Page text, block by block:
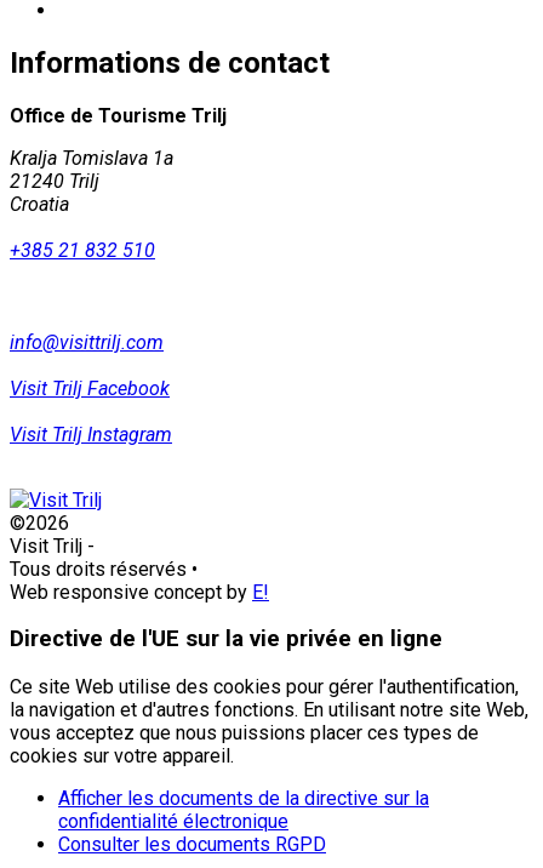
Informations de contact
Office de Tourisme Trilj
Kralja Tomislava 1a
21240 Trilj
Croatia
+385 21 832 510
info@visittrilj.com
Visit Trilj Facebook
Visit Trilj Instagram
©2026
Visit Trilj -
Tous droits réservés •
Web responsive concept by E!
Directive de l'UE sur la vie privée en ligne
Ce site Web utilise des cookies pour gérer l'authentification,
la navigation et d'autres fonctions. En utilisant notre site Web,
vous acceptez que nous puissions placer ces types de
cookies sur votre appareil.
Afficher les documents de la directive sur la
confidentialité électronique
Consulter les documents RGPD